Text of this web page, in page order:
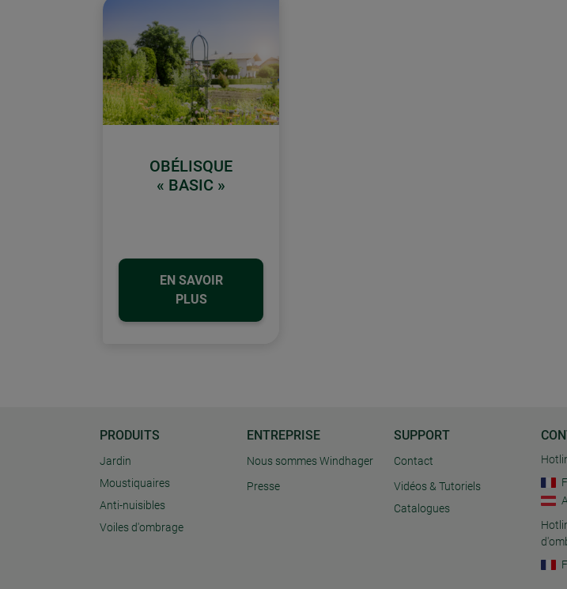
OBÉLISQUE
« BASIC »
EN SAVOIR
PLUS
PRODUITS
Jardin
Moustiquaires
Anti-nuisibles
Voiles d'ombrage
ENTREPRISE
Nous sommes Windhager
Presse
SUPPORT
Contact
Vidéos & Tutoriels
Catalogues